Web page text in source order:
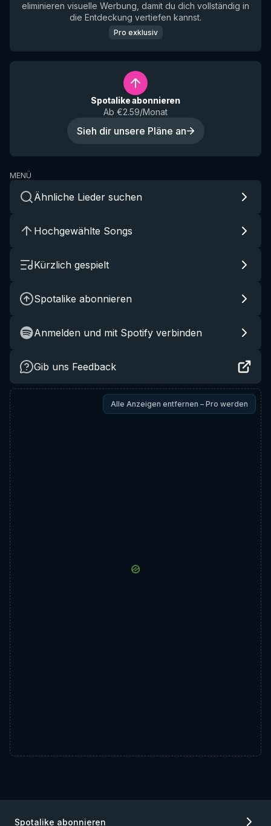
eliminieren visuelle Werbung, damit du dich vollständig in
die Entdeckung vertiefen kannst.
Pro exklusiv
Spotalike abonnieren
Ab €2.59/Monat
Sieh dir unsere Pläne an
MENÜ
Ähnliche Lieder suchen
Hochgewählte Songs
Kürzlich gespielt
Spotalike abonnieren
Anmelden und mit Spotify verbinden
Gib uns Feedback
Alle Anzeigen entfernen – Pro werden
Spotalike abonnieren